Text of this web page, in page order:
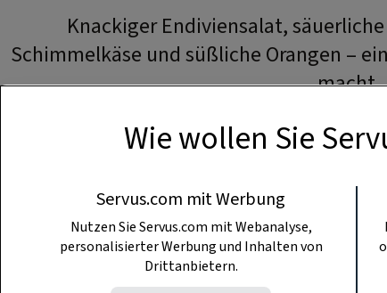
Knackiger Endiviensalat,
Schimmelkäse und süßliche Orangen –
macht.
Wie wollen Sie
Servus.com mit Werbung
Nutzen Sie Servus.com mit Webanalyse,
personalisierter Werbung und Inhalten von
Drittanbietern.